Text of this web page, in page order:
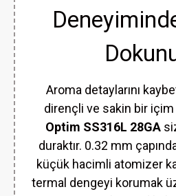
Aroma detaylarını
dirençli ve sakin bir içim
Optim SS316L 28GA
duraktır. 0.32 mm
küçük hacimli atomizer
termal dengeyi korumak